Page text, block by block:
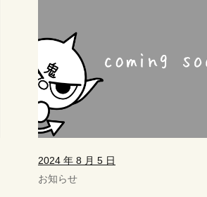
2024 年 8 月 5 日
お知らせ